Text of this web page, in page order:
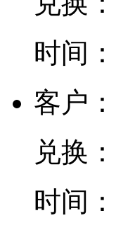
时间：
客户：
兑换：
时间：